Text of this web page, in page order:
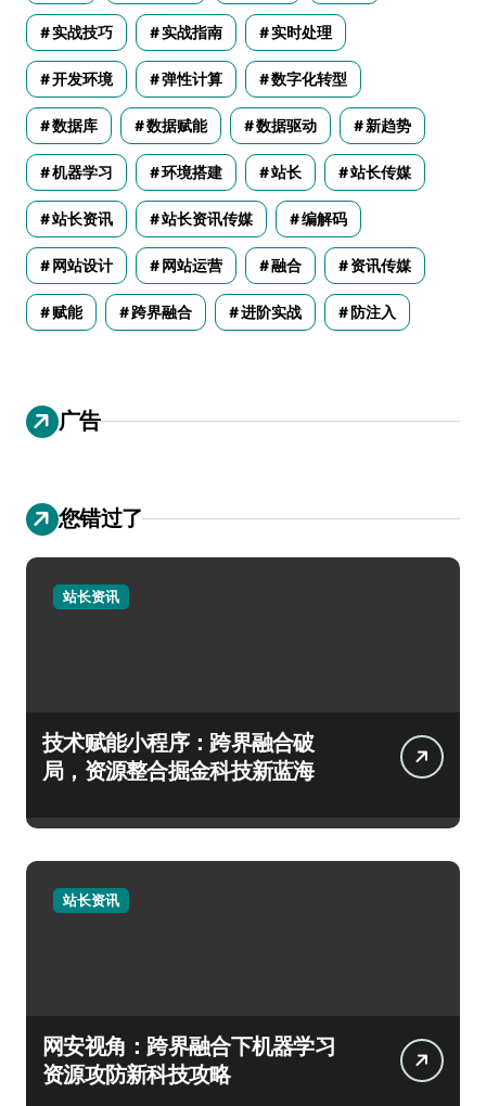
实战技巧 实战指南 实时处理
开发环境 弹性计算 数字化转型
数据库 数据赋能 数据驱动 新趋势
机器学习 环境搭建 站长 站长传媒
站长资讯 站长资讯传媒 编解码
网站设计 网站运营 融合 资讯传媒
赋能 跨界融合 进阶实战 防注入
广告
您错过了
站长资讯
技术赋能小程序：跨界融合破
局，资源整合掘金科技新蓝海
站长资讯
网安视角：跨界融合下机器学习
资源攻防新科技攻略